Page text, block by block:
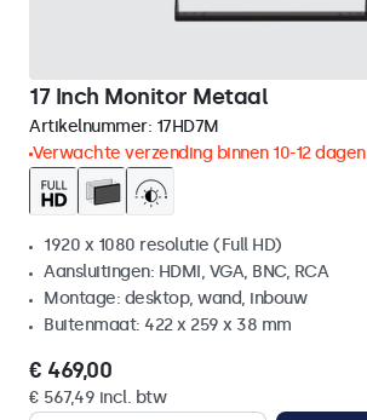
17 Inch Monitor Metaal
Artikelnummer: 17HD7M
Verwachte verzending binnen 10-12 dagen
1920 x 1080 resolutie (Full HD)
Aansluitingen: HDMI, VGA, BNC, RCA
Montage: desktop, wand, inbouw
Buitenmaat: 422 x 259 x 38 mm
€ 469,00
€ 567,49 incl. btw